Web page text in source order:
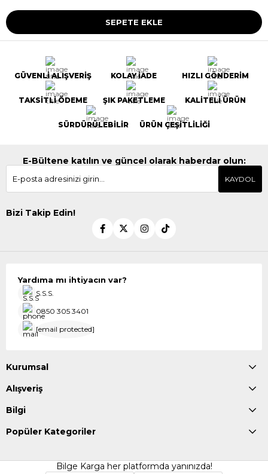
GÜVENLİ ALIŞVERİŞ KOLAY İADE HIZLI GÖNDERİM
TAKSİTLİ ÖDEME ŞIK PAKETLEME KALİTELİ ÜRÜN
SÜRDÜRÜLEBİLİR ÜRÜN ÇEŞİTLİLİĞİ
E-Bültene katılın ve güncel olarak haberdar olun:
KAYDOL
Bizi Takip Edin!
Yardıma mı ihtiyacın var?
S.S.S.
0850 305 3401
[email protected]
Kurumsal
Alışveriş
Bilgi
Popüler Kategoriler
Bilge Karga her platformda yanınızda!